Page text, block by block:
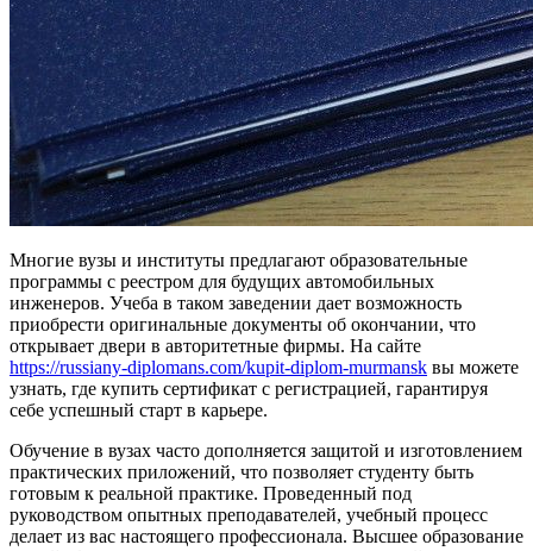
Многие вузы и институты предлагают образовательные
программы с реестром для будущих автомобильных
инженеров. Учеба в таком заведении дает возможность
приобрести оригинальные документы об окончании, что
открывает двери в авторитетные фирмы. На сайте
https://russiany-diplomans.com/kupit-diplom-murmansk вы можете
узнать, где купить сертификат с регистрацией, гарантируя
себе успешный старт в карьере.
Обучение в вузах часто дополняется защитой и изготовлением
практических приложений, что позволяет студенту быть
готовым к реальной практике. Проведенный под
руководством опытных преподавателей, учебный процесс
делает из вас настоящего профессионала. Высшее образование